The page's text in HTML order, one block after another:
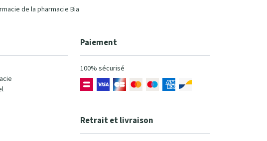
de la pharmacie Bia
Paiement
100% sécurisé
Retrait et livraison